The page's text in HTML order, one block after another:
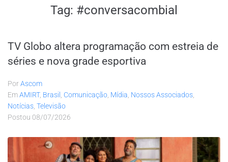
Tag: #conversacombial
TV Globo altera programação com estreia de
séries e nova grade esportiva
PorAscom
EmAMIRT, Brasil Comunicação Mídia Nossos Associados
Notícias Televisão
Postou 08/07/2026